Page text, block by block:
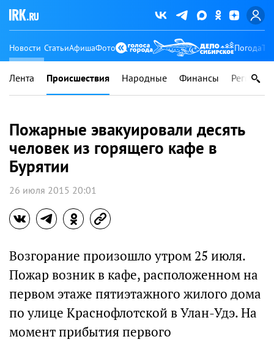
Новости СтатьиАфишаФото Погода
Лента Происшествия Народные Финансы Регионы
Пожарные эвакуировали десять
человек из горящего кафе в
Бурятии
26 июля 2015 20:01
Возгорание произошло утром 25 июля.
Пожар возник в кафе, расположенном на
первом этаже пятиэтажного жилого дома
по улице Краснофлотской в Улан-Удэ. На
момент прибытия первого